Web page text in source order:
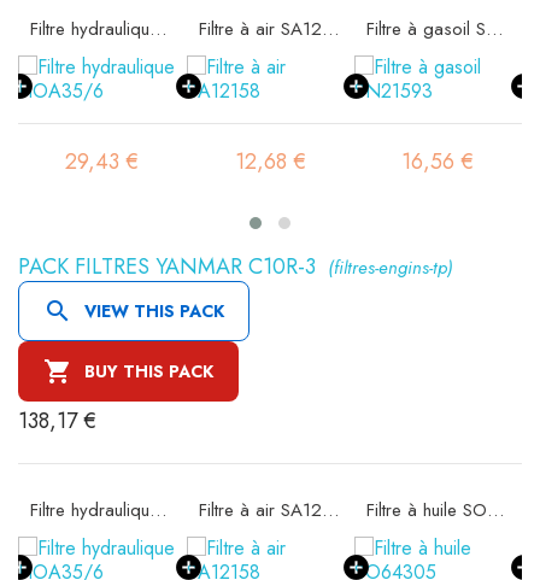
Filtre hydraulique FIOA35/6
29,43 €
Filtre à air SA12158
12,68 €
Filtre à gasoil SN21593
16,56 €
PACK FILTRES YANMAR C10R-3 (filtres-engins-tp)
 VIEW THIS PACK
 BUY THIS PACK
138,17 €
Filtre hydraulique FIOA35/6 Filtre à air SA12158 Filtre à huile SO64305